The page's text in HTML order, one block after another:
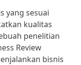
yang sesuai
kualitas
penelitian
Review
bisnis